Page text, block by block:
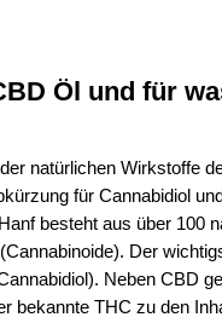
Öl und für
natürlichen Wirkstoffe
für Cannabidiol
besteht aus über 100
Der
Neben CBD
bekannte THC zu den